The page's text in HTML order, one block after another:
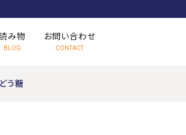
み物
BLOG
お問い合わせ
CONTACT
う糖